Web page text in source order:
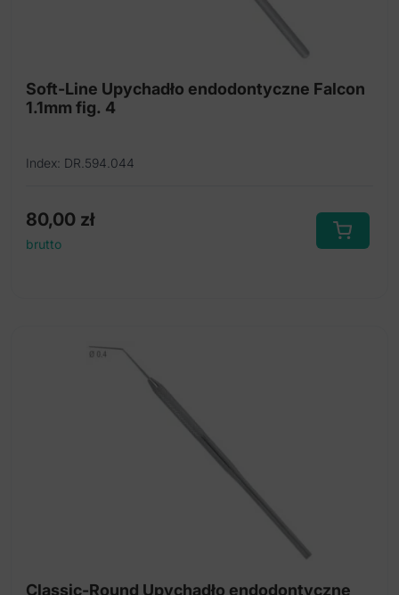
Soft-Line Upychadło endodontyczne Falcon
1.1mm fig. 4
Index: DR.594.044
80,00 zł
brutto
Classic-Round Upychadło endodontyczne